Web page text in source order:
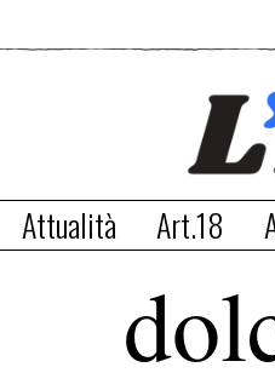
Attualità Art.18